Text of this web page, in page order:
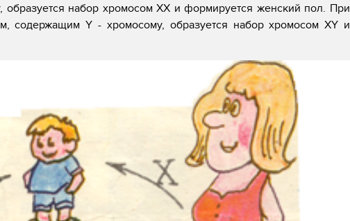
набор хромосом XX и формируется женский пол. При
содержащим Y - хромосому, образуется набор хромосом XY и